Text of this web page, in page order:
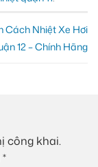
Cách Nhiệt Xe Hơi
12 – Chính Hãng
công khai.
*